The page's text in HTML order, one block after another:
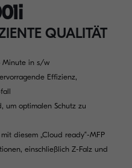
QUALITÄT
Minute in s/w
Effizienz,
um optimalen Schutz zu
diesem „Cloud ready“-MFP
einschließlich Z-Falz und